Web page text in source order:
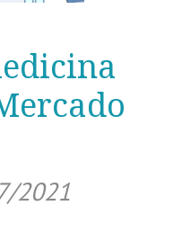
2021